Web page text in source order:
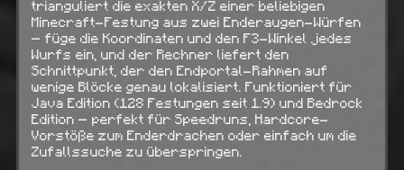
trianguliert die exakten X/Z einer beliebigen
Minecraft-Festung aus zwei Enderaugen-Würfen
— füge die Koordinaten und den F3-Winkel jedes
Wurfs ein, und der Rechner liefert den
Schnittpunkt, der den Endportal-Rahmen auf
wenige Blöcke genau lokalisiert. Funktioniert für
Java Edition (128 Festungen seit 1.9) und Bedrock
Edition — perfekt für Speedruns, Hardcore-
Vorstöße zum Enderdrachen oder einfach um die
Zufallssuche zu überspringen.